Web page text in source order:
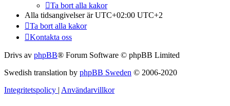
Ta bort alla kakor
Alla tidsangivelser är UTC+02:00 UTC+2
Ta bort alla kakor
Kontakta oss
Drivs av phpBB® Forum Software © phpBB Limited
Swedish translation by phpBB Sweden © 2006-2020
Integritetspolicy | Användarvillkor